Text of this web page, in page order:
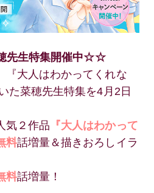
先生特集開催中☆☆
『大人はわかってくれな
た菜穂先生特集を4月2日
気２作品 『大人はわかって
料話増量＆描きおろしイラ
料話増量！